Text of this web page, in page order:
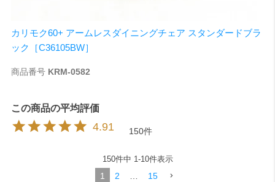
カリモク60+ アームレスダイニングチェア スタンダードブラ
ック［C36105BW］
商品番号 KRM-0582
4.91 150
150件中 1-10件表示
1 2 15